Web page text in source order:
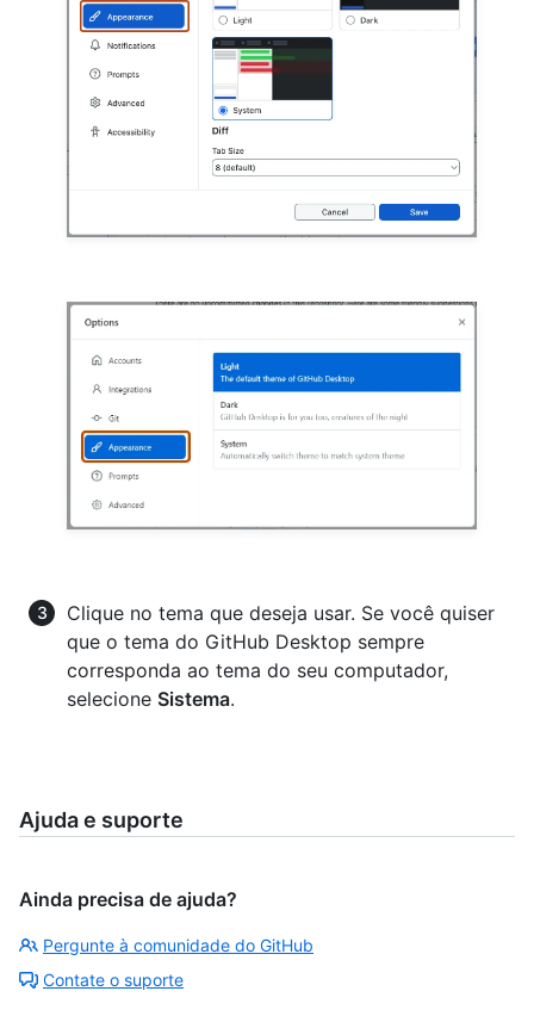
Clique no tema que deseja usar. Se você quiser
que o tema do GitHub Desktop sempre
corresponda ao tema do seu computador,
selecione Sistema.
Ajuda e suporte
Ainda precisa de ajuda?
Pergunte à comunidade do GitHub
Contate o suporte